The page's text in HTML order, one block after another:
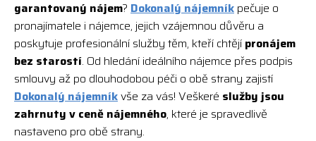
garantovaný nájem? Dokonalý nájemník pečuje o
pronajímatele i nájemce, jejich vzájemnou důvěru a
poskytuje profesionální služby těm, kteří chtějí pronájem
bez starostí. Od hledání ideálního nájemce přes podpis
smlouvy až po dlouhodobou péči o obě strany zajistí
Dokonalý nájemníkvše za vás! Veškeré služby jsou
zahrnuty v ceně nájemného, které je spravedlivě
nastaveno pro obě strany.